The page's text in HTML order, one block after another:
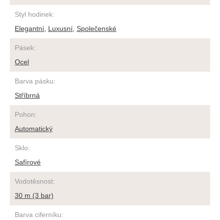
Styl hodinek:
Elegantní Luxusní Společenské
Pásek:
Ocel
Barva pásku:
Stříbrná
Pohon:
Automatický
Sklo:
Safírové
Vodotěsnost:
30 m (3 bar)
Barva ciferníku: